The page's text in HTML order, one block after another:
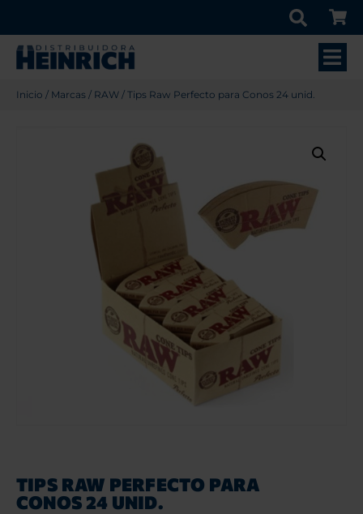
Inicio / Marcas / RAW / Tips Raw Perfecto para Conos 24 unid.
TIPS RAW PERFECTO PARA
CONOS 24 UNID.